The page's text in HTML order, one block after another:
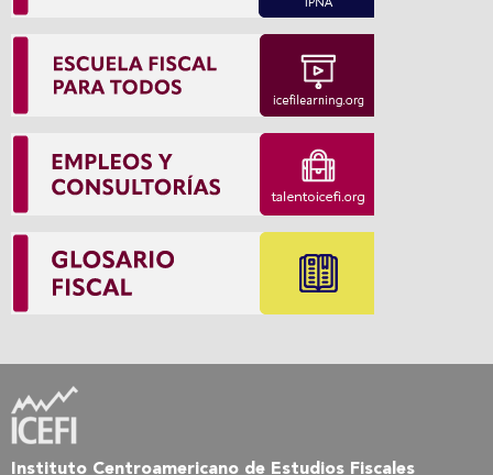
Instituto Centroamericano de Estudios Fiscales